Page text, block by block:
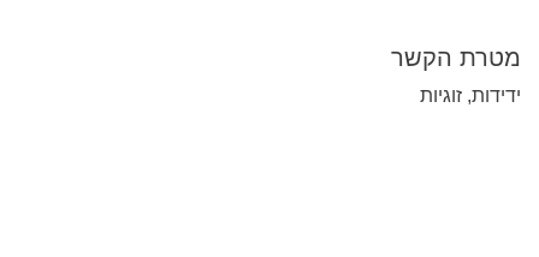
מטרת הקשר
ידידות, זוגיות